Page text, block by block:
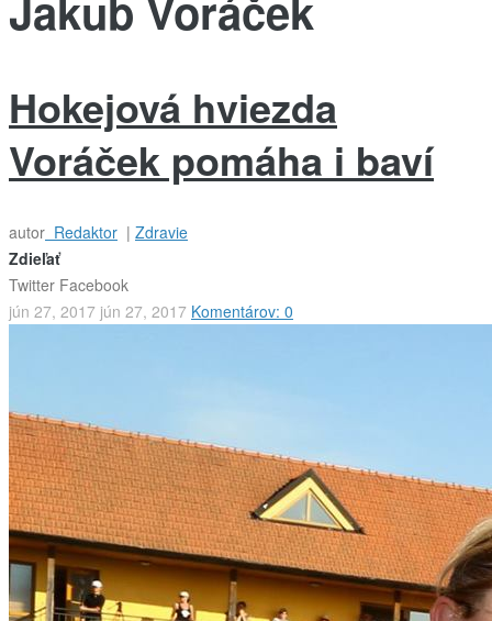
Hokejová hviezda
Voráček pomáha i baví
autor Redaktor | Zdravie
Zdieľať
Twitter Facebook
jún 27, 2017 jún 27, 2017 Komentárov: 0